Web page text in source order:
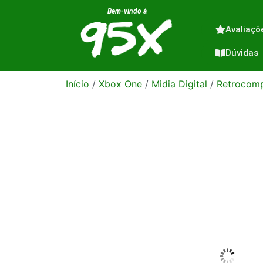
Bem-vindo à
Dúvidas
Início / Xbox One / Midia Digital /